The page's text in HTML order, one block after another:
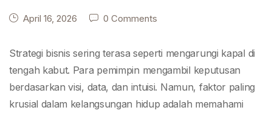
Strategi Bisnis yang
Gagal
April 16, 2026 0 Comments
Strategi bisnis sering terasa seperti mengarungi kapal di
tengah kabut. Para pemimpin mengambil keputusan
berdasarkan visi, data, dan intuisi. Namun, faktor paling
krusial dalam kelangsungan hidup adalah memahami